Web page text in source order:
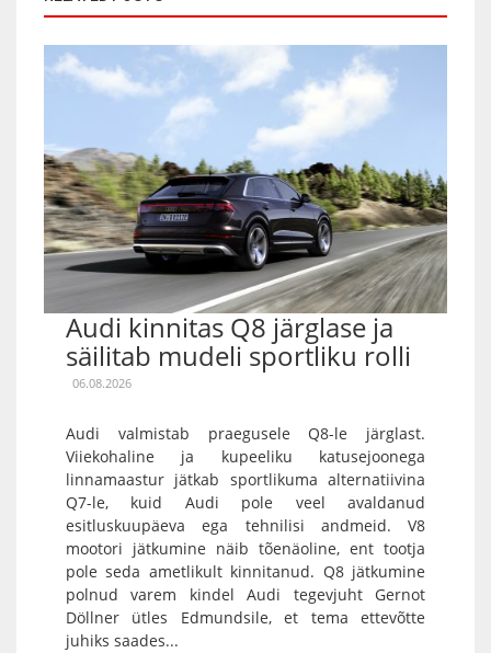
Audi kinnitas Q8 järglase ja
säilitab mudeli sportliku rolli
06.08.2026
Audi valmistab praegusele Q8-le järglast.
Viiekohaline ja kupeeliku katusejoonega
linnamaastur jätkab sportlikuma alternatiivina
Q7-le, kuid Audi pole veel avaldanud
esitluskuupäeva ega tehnilisi andmeid. V8
mootori jätkumine näib tõenäoline, ent tootja
pole seda ametlikult kinnitanud. Q8 jätkumine
polnud varem kindel Audi tegevjuht Gernot
Döllner ütles Edmundsile, et tema ettevõtte
juhiks saades...